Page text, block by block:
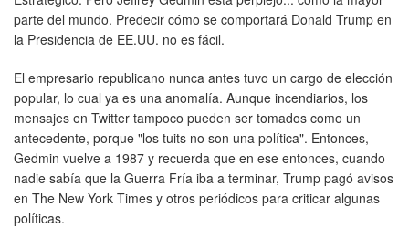
parte del mundo. Predecir cómo se comportará Donald Trump en
la Presidencia de EE.UU. no es fácil.
El empresario republicano nunca antes tuvo un cargo de elección
popular, lo cual ya es una anomalía. Aunque incendiarios, los
mensajes en Twitter tampoco pueden ser tomados como un
antecedente, porque "los tuits no son una política". Entonces,
Gedmin vuelve a 1987 y recuerda que en ese entonces, cuando
nadie sabía que la Guerra Fría iba a terminar, Trump pagó avisos
en The New York Times y otros periódicos para criticar algunas
políticas.